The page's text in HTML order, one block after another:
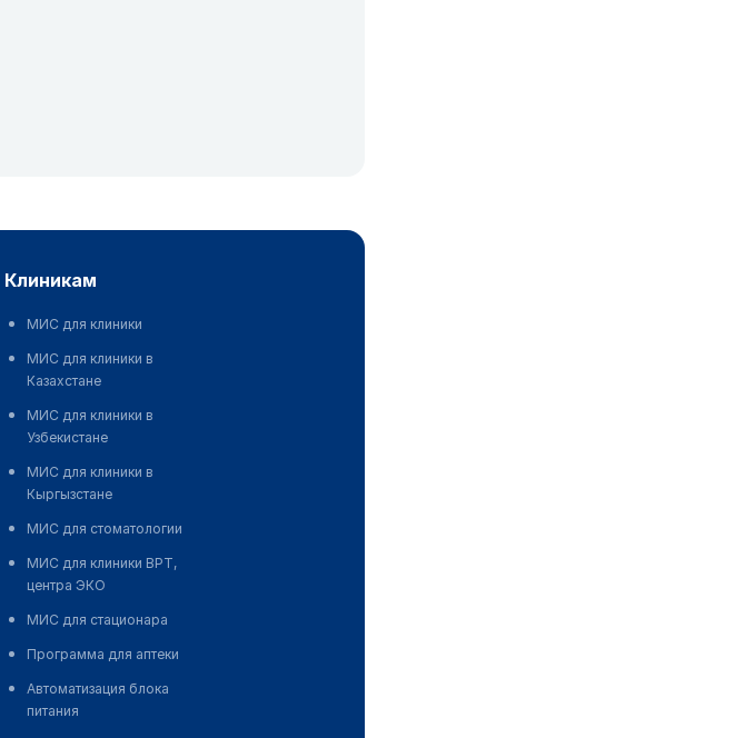
клиникам
МИС для клиники
МИС для клиники в
Казахстане
МИС для клиники в
Узбекистане
МИС для клиники в
Кыргызстане
МИС для стоматологии
МИС для клиники ВРТ,
центра ЭКО
МИС для стационара
Программа для аптеки
Автоматизация блока
питания